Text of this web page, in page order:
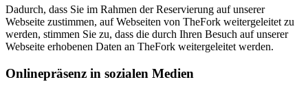
Dadurch, dass Sie im Rahmen der Reservierung auf unserer
Webseite zustimmen, auf Webseiten von TheFork weitergeleitet zu
werden, stimmen Sie zu, dass die durch Ihren Besuch auf unserer
Webseite erhobenen Daten an TheFork weitergeleitet werden.
Onlinepräsenz in sozialen Medien